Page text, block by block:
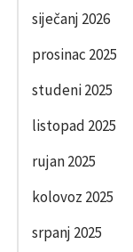
siječanj 2026
prosinac 2025
studeni 2025
listopad 2025
rujan 2025
kolovoz 2025
srpanj 2025